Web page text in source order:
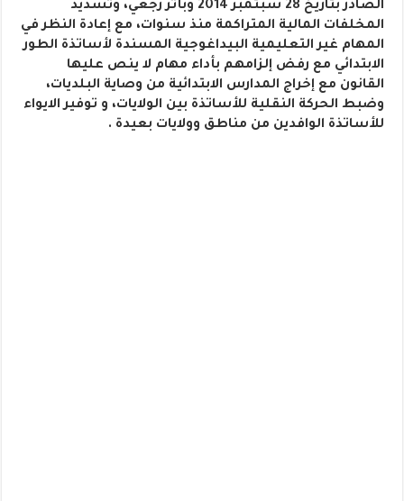
الصادر بتاريخ 28 سبتمبر 2014 وبأثر رجعي، وتسديد
المخلفات المالية المتراكمة منذ سنوات، مع إعادة النظر في
المهام غير التعليمية البيداغوجية المسندة لأساتذة الطور
الابتدائي مع رفض إلزامهم بأداء مهام لا ينص عليها
القانون مع إخراج المدارس الابتدائية من وصاية البلديات،
وضبط الحركة النقلية للأساتذة بين الولايات، و توفير الايواء
للأساتذة الوافدين من مناطق وولايات بعيدة .